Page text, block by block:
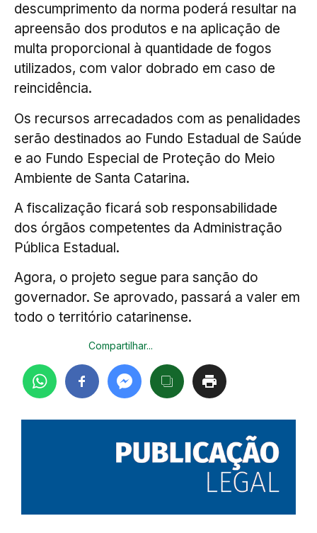
descumprimento da norma poderá resultar na
apreensão dos produtos e na aplicação de
multa proporcional à quantidade de fogos
utilizados, com valor dobrado em caso de
reincidência.
Os recursos arrecadados com as penalidades
serão destinados ao Fundo Estadual de Saúde
e ao Fundo Especial de Proteção do Meio
Ambiente de Santa Catarina.
A fiscalização ficará sob responsabilidade
dos órgãos competentes da Administração
Pública Estadual.
Agora, o projeto segue para sanção do
governador. Se aprovado, passará a valer em
todo o território catarinense.
Compartilhar...